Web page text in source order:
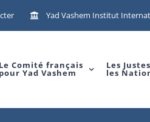
Yad Vashem Institut
Le Comité français
pour Yad Vashem
Les
les